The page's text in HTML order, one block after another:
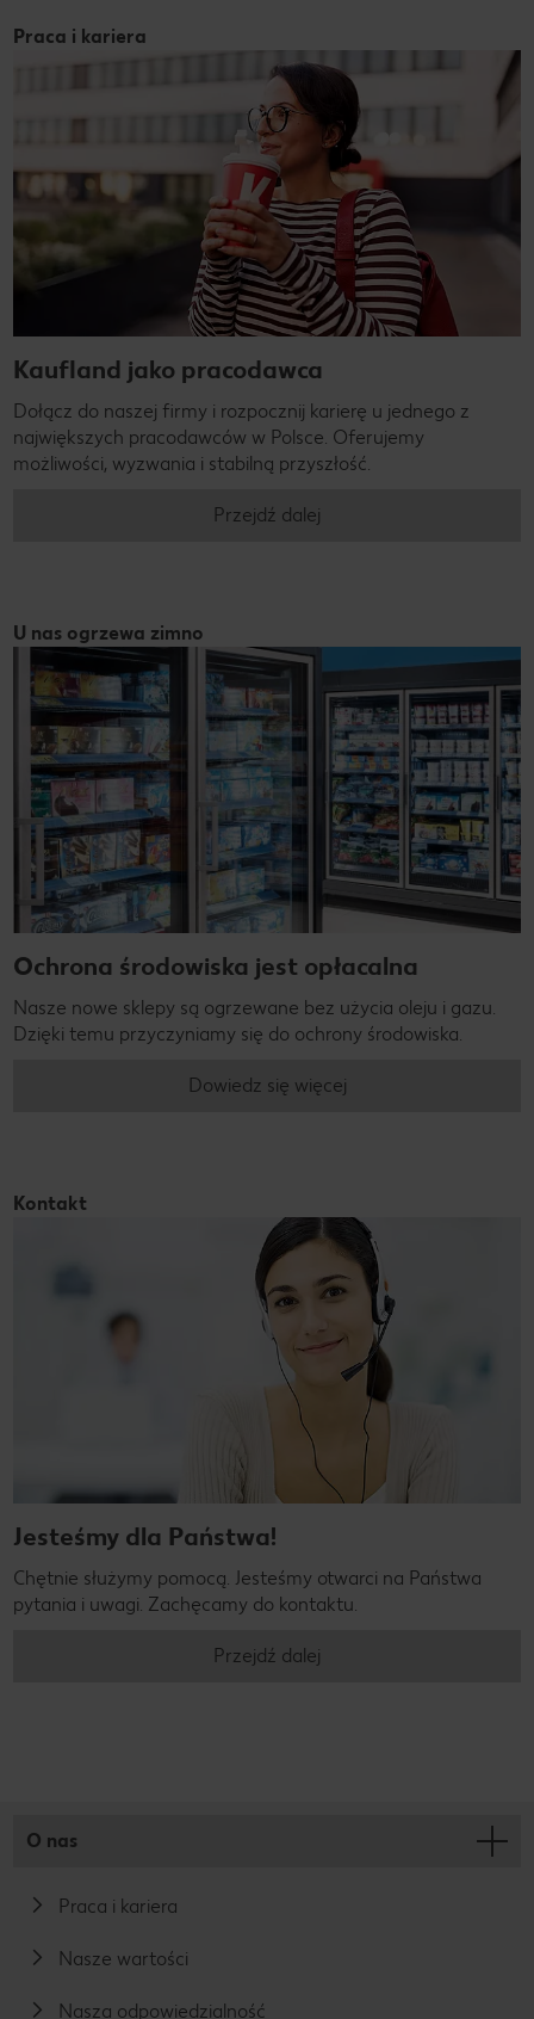
Praca i kariera
Kaufland jako pracodawca
Dołącz do naszej firmy i rozpocznij karierę u jednego z
największych pracodawców w Polsce. Oferujemy
możliwości, wyzwania i stabilną przyszłość.
Przejdź dalej
U nas ogrzewa zimno
Ochrona środowiska jest opłacalna
Nasze nowe sklepy są ogrzewane bez użycia oleju i gazu.
Dzięki temu przyczyniamy się do ochrony środowiska.
Dowiedz się więcej
Kontakt
Jesteśmy dla Państwa!
Chętnie służymy pomocą. Jesteśmy otwarci na Państwa
pytania i uwagi. Zachęcamy do kontaktu.
Przejdź dalej
O nas
Praca i kariera
Nasze wartości
Nasza odpowiedzialność